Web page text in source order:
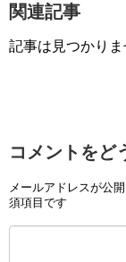
関連記事
記事は見つかりま
コメントをど
メールアドレスが公
須項目です